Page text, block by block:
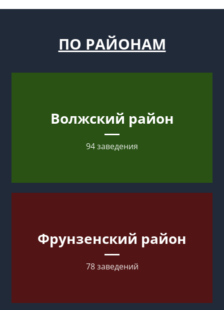
ПО РАЙОНАМ
Волжский район
94 заведения
Фрунзенский район
78 заведений